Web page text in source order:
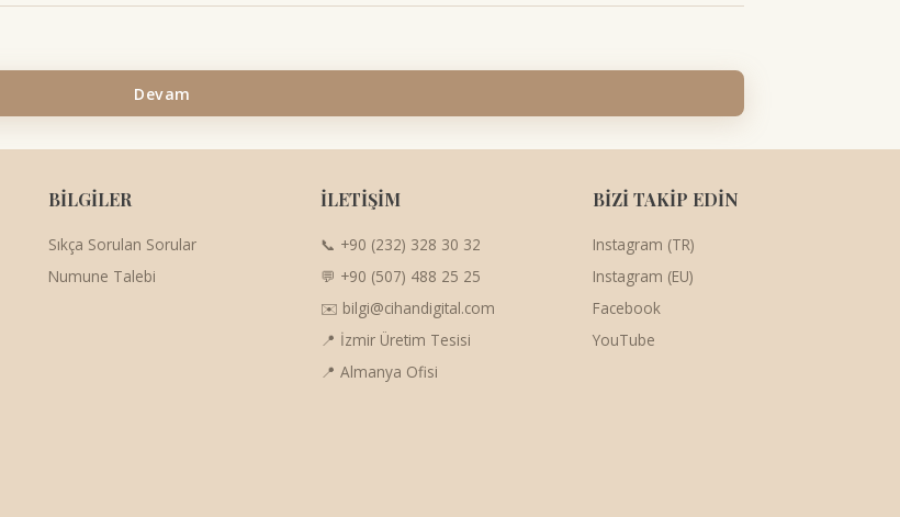
BİLGİLER
Sıkça Sorulan Sorular
Numune Talebi
İLETİŞİM
📞 +90 (232) 328 30 32
💬 +90 (507) 488 25 25
✉️ bilgi@cihandigital.com
📍 İzmir Üretim Tesisi
📍 Almanya Ofisi
BİZİ TAKİP EDİN
Instagram (TR)
Instagram (EU)
Facebook
YouTube